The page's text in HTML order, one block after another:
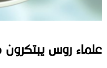
علماء روس يبتكرون